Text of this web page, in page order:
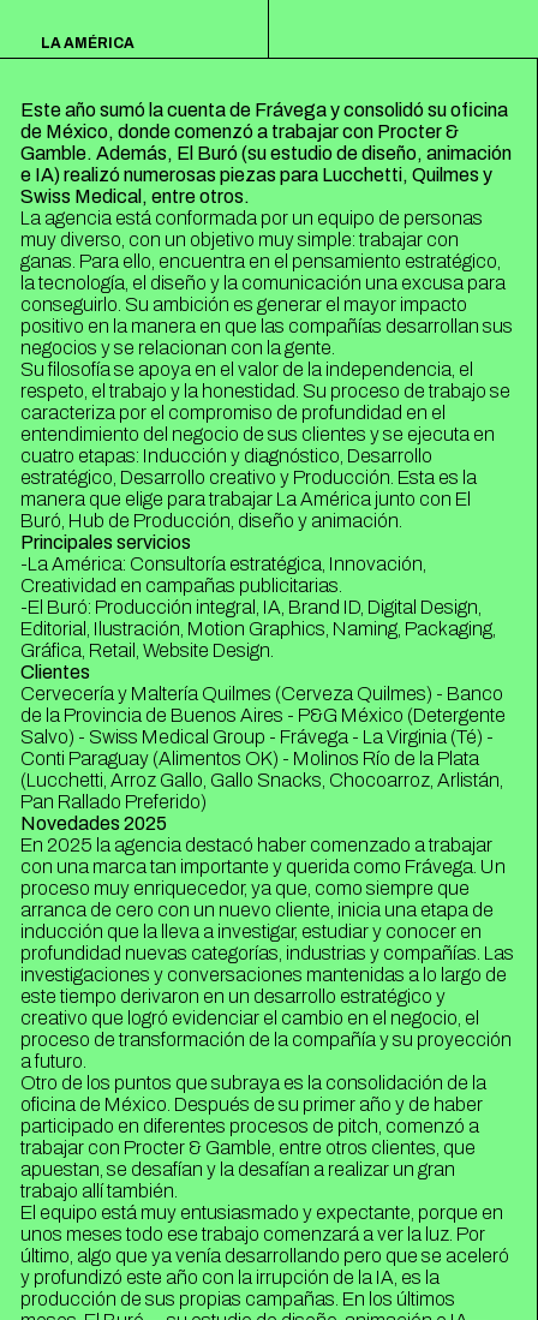
ESPAÑOL
Este año sumó la cuenta de Frávega y consolidó su oficina
de México, donde comenzó a trabajar con Procter &
Gamble. Además, El Buró (su estudio de diseño, animación
e IA) realizó numerosas piezas para Lucchetti, Quilmes y
Swiss Medical, entre otros.
La agencia está conformada por un equipo de personas
muy diverso, con un objetivo muy simple: trabajar con
ganas. Para ello, encuentra en el pensamiento estratégico,
la tecnología, el diseño y la comunicación una excusa para
conseguirlo. Su ambición es generar el mayor impacto
positivo en la manera en que las compañías desarrollan sus
negocios y se relacionan con la gente.
Su filosofía se apoya en el valor de la independencia, el
respeto, el trabajo y la honestidad. Su proceso de trabajo se
caracteriza por el compromiso de profundidad en el
entendimiento del negocio de sus clientes y se ejecuta en
cuatro etapas: Inducción y diagnóstico, Desarrollo
estratégico, Desarrollo creativo y Producción. Esta es la
manera que elige para trabajar La América junto con El
Buró, Hub de Producción, diseño y animación.
Principales servicios
-La América: Consultoría estratégica, Innovación,
Creatividad en campañas publicitarias.
-El Buró: Producción integral, IA, Brand ID, Digital Design,
Editorial, Ilustración, Motion Graphics, Naming, Packaging,
Gráfica, Retail, Website Design.
Clientes
Cervecería y Maltería Quilmes (Cerveza Quilmes) - Banco
de la Provincia de Buenos Aires - P&G México (Detergente
Salvo) - Swiss Medical Group - Frávega - La Virginia (Té) -
Conti Paraguay (Alimentos OK) - Molinos Río de la Plata
(Lucchetti, Arroz Gallo, Gallo Snacks, Chocoarroz, Arlistán,
Pan Rallado Preferido)
Novedades 2025
En 2025 la agencia destacó haber comenzado a trabajar
con una marca tan importante y querida como Frávega. Un
proceso muy enriquecedor, ya que, como siempre que
arranca de cero con un nuevo cliente, inicia una etapa de
inducción que la lleva a investigar, estudiar y conocer en
profundidad nuevas categorías, industrias y compañías. Las
investigaciones y conversaciones mantenidas a lo largo de
este tiempo derivaron en un desarrollo estratégico y
creativo que logró evidenciar el cambio en el negocio, el
proceso de transformación de la compañía y su proyección
a futuro.
Otro de los puntos que subraya es la consolidación de la
oficina de México. Después de su primer año y de haber
participado en diferentes procesos de pitch, comenzó a
trabajar con Procter & Gamble, entre otros clientes, que
apuestan, se desafían y la desafían a realizar un gran
trabajo allí también.
El equipo está muy entusiasmado y expectante, porque en
unos meses todo ese trabajo comenzará a ver la luz. Por
último, algo que ya venía desarrollando pero que se aceleró
y profundizó este año con la irrupción de la IA, es la
producción de sus propias campañas. En los últimos
LA AMÉRICA